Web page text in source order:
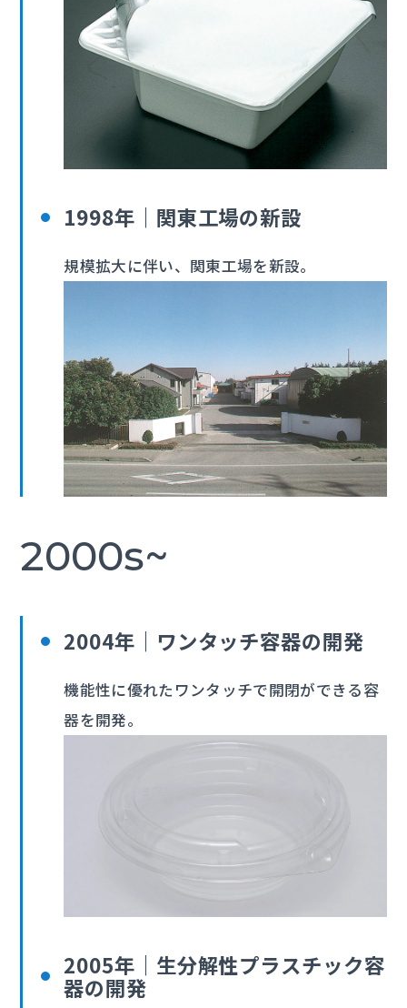
1998年｜関東工場の新設
規模拡大に伴い、関東工場を新設。
2000s~
2004年｜ワンタッチ容器の開発
機能性に優れたワンタッチで開閉ができる容
器を開発。
2005年｜生分解性プラスチック容
器の開発